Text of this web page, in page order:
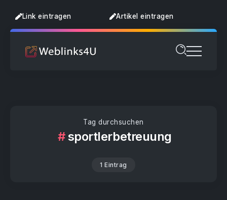
Link eintragen Artikel eintragen
Tag durchsuchen
sportlerbetreuung
1 Eintrag